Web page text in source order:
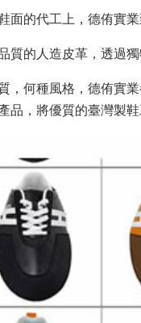
面的代工上，德侑實業
質的人造皮革，透過
，何種風格，德侑實
品，將優質的臺灣製鞋